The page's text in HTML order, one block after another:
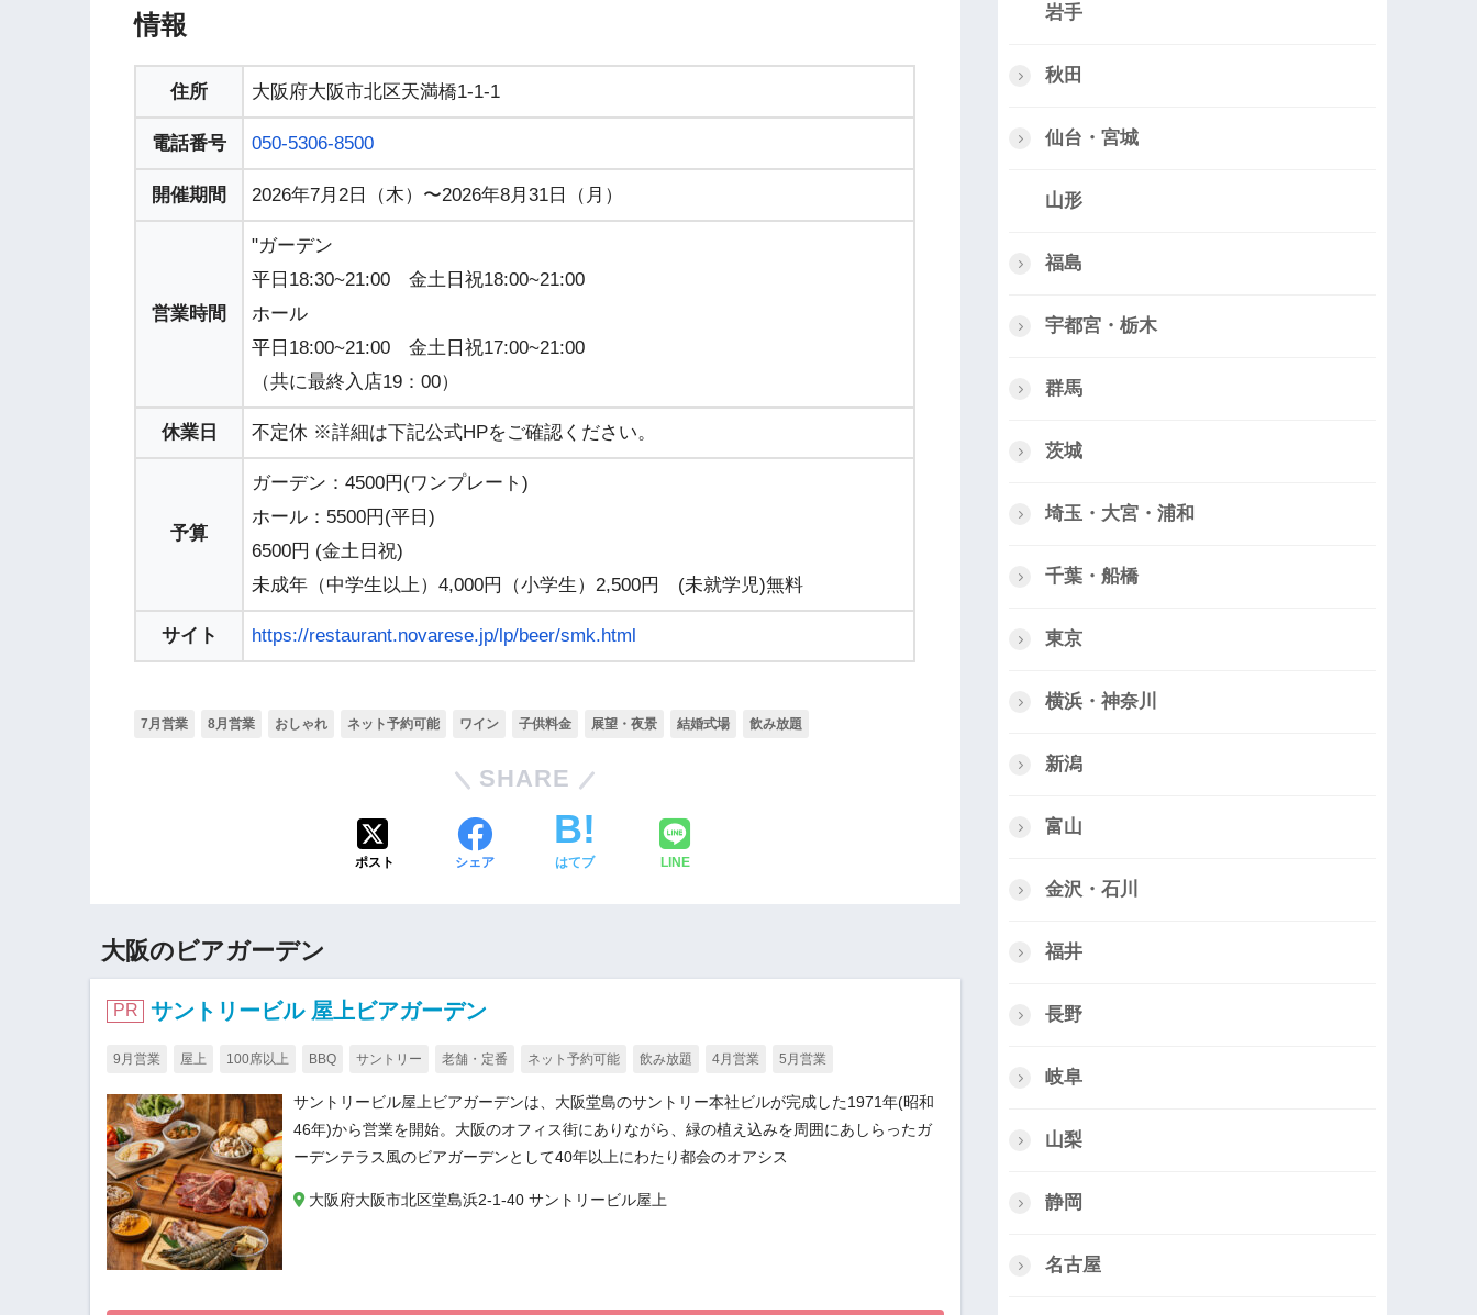
情報
住所 大阪府大阪市北区天満橋1-1-1
電話番号 050-5306-8500
開催期間 2026年7月2日（木）〜2026年8月31日（月）
営業時間
"ガーデン
平日18:30~21:00 金土日祝18:00~21:00
ホール
平日18:00~21:00 金土日祝17:00~21:00
（共に最終入店19：00）
休業日 不定休 ※詳細は下記公式HPをご確認ください。
予算
ガーデン：4500円(ワンプレート)
ホール：5500円(平日)
6500円 (金土日祝)
未成年（中学生以上）4,000円（小学生）2,500円 (未就学児)無料
サイト https://restaurant.novarese.jp/lp/beer/smk.html
7月営業 8月営業 おしゃれ ネット予約可能 ワイン 子供料金 展望・夜景 結婚式場 飲み放題
SHARE
ポスト シェア はてブ LINE
大阪のビアガーデン
PR サントリービル 屋上ビアガーデン
9月営業 屋上 100席以上 BBQ サントリー 老舗・定番 ネット予約可能 飲み放題 4月営業 5月営業
サントリービル屋上ビアガーデンは、大阪堂島のサントリー本社ビルが完成した1971年(昭和
46年)から営業を開始。大阪のオフィス街にありながら、緑の植え込みを周囲にあしらったガ
ーデンテラス風のビアガーデンとして40年以上にわたり都会のオアシス
大阪府大阪市北区堂島浜2-1-40 サントリービル屋上
岩手
秋田
仙台・宮城
山形
福島
宇都宮・栃木
群馬
茨城
埼玉・大宮・浦和
千葉・船橋
東京
横浜・神奈川
新潟
富山
金沢・石川
福井
長野
岐阜
山梨
静岡
名古屋